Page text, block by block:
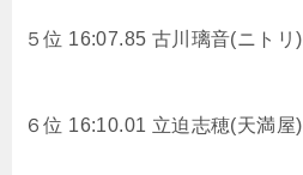
５位 16:07.85 古川璃音(ニトリ)
６位 16:10.01 立迫志穂(天満屋)